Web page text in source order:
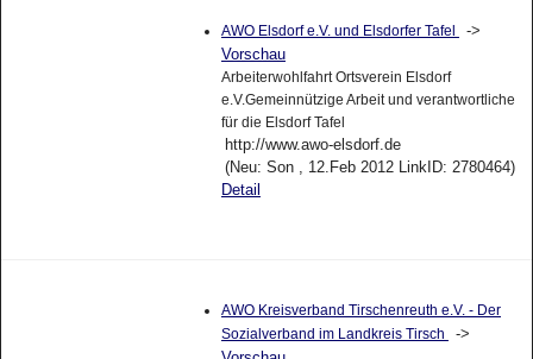
AWO Elsdorf e.V. und Elsdorfer Tafel
->
Vorschau
Arbeiterwohlfahrt Ortsverein Elsdorf
e.V.Gemeinnützige Arbeit und verantwortliche
für die Elsdorf Tafel
http://www.awo-elsdorf.de
(Neu: Son , 12.Feb 2012 LinkID: 2780464)
Detail
AWO Kreisverband Tirschenreuth e.V. - Der
Sozialverband im Landkreis Tirsch
->